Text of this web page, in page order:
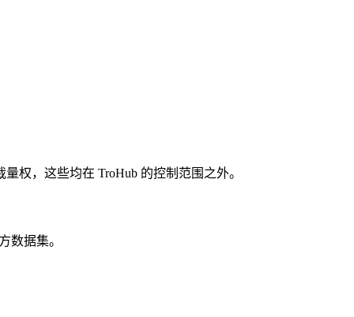
权，这些均在 TroHub 的控制范围之外。
数据集。